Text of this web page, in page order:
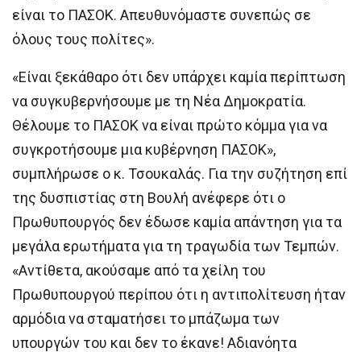
είναι το ΠΑΣΟΚ. Απευθυνόμαστε συνεπώς σε
όλους τους πολίτες».
«Είναι ξεκάθαρο ότι δεν υπάρχει καμία περίπτωση
να συγκυβερνήσουμε με τη Νέα Δημοκρατία.
Θέλουμε το ΠΑΣΟΚ να είναι πρώτο κόμμα για να
συγκροτήσουμε μια κυβέρνηση ΠΑΣΟΚ»,
συμπλήρωσε ο κ. Τσουκαλάς. Για την συζήτηση επί
της δυσπιστίας στη Βουλή ανέφερε ότι ο
Πρωθυπουργός δεν έδωσε καμία απάντηση για τα
μεγάλα ερωτήματα για τη τραγωδία των Τεμπών.
«Αντίθετα, ακούσαμε από τα χείλη του
Πρωθυπουργού περίπου ότι η αντιπολίτευση ήταν
αρμόδια να σταματήσει το μπάζωμα των
υπουργών του και δεν το έκανε! Αδιανόητα